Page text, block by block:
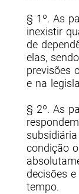
§ 1º. As
inexistir
de
elas,
previsões
e na
§ 2º. As
condição
decisões
tempo.